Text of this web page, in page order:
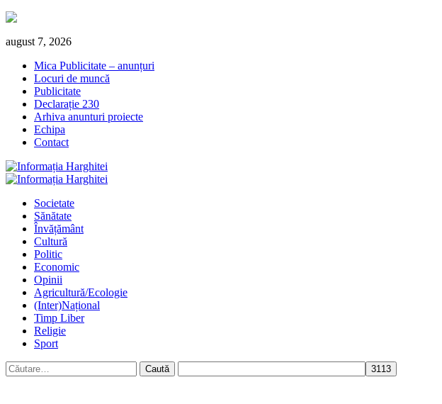
Skip
content
august 7, 2026
Mica Publicitate – anunțuri
Locuri de muncă
Publicitate
Declarație 230
Arhiva anunturi proiecte
Echipa
Contact
Primary
Societate
Sănătate
Învățământ
Cultură
Politic
Economic
Opinii
Agricultură/Ecologie
(Inter)Național
Timp Liber
Religie
Sport
Caută
după: